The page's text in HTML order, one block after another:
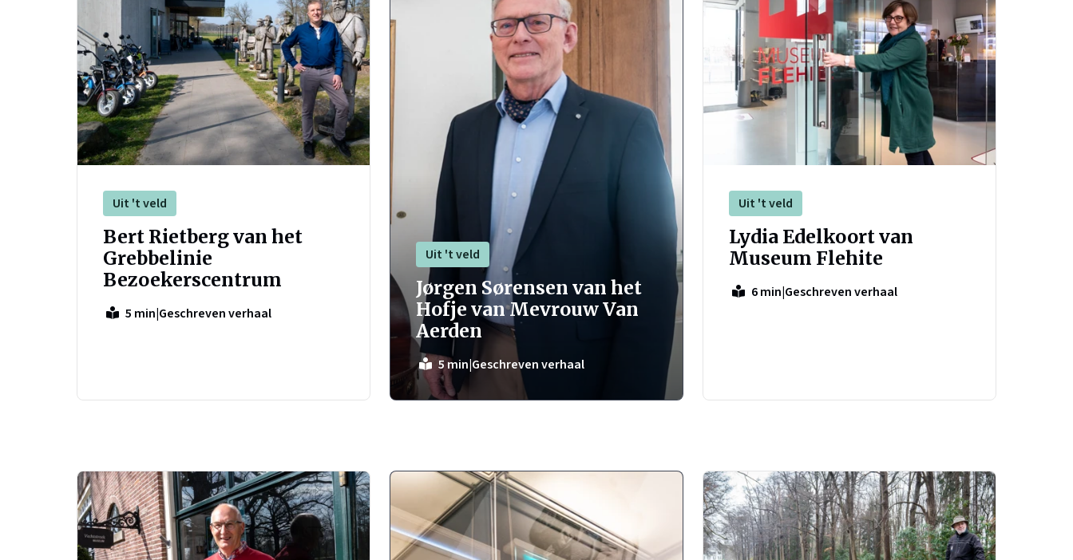
Uit 't veld
Bert Rietberg van het
Grebbelinie
Bezoekerscentrum
5 min|Geschreven verhaal
Uit 't veld
Jørgen Sørensen van het
Hofje van Mevrouw Van
Aerden
5 min|Geschreven verhaal
Uit 't veld
Lydia Edelkoort van
Museum Flehite
6 min|Geschreven verhaal